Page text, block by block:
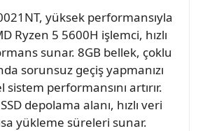
yüksek performansıyla
Ryzen 5 5600H işlemci, hızlı
sunar. 8GB bellek, çoklu
sorunsuz geçiş yapmanızı
performansını artırır.
depolama alanı, hızlı veri
yükleme süreleri sunar.